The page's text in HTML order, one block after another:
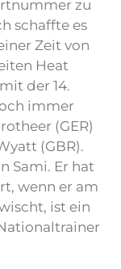
zu
schaffte es
Zeit von
Heat
der 14.
immer
(GER)
(GBR).
Sami. Er hat
wenn er am
ist ein